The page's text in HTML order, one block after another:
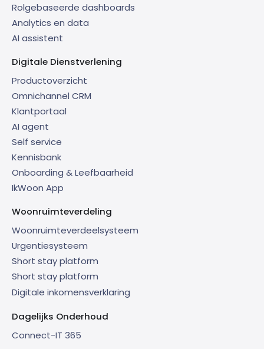
Rolgebaseerde dashboards
Analytics en data
AI assistent
Digitale Dienstverlening
Productoverzicht
Omnichannel CRM
Klantportaal
AI agent
Self service
Kennisbank
Onboarding & Leefbaarheid
IkWoon App
Woonruimteverdeling
Woonruimteverdeelsysteem
Urgentiesysteem
Short stay platform
Short stay platform
Digitale inkomensverklaring
Dagelijks Onderhoud
Connect-IT 365